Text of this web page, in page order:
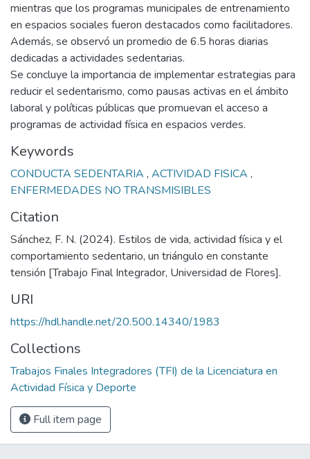
mientras que los programas municipales de entrenamiento
en espacios sociales fueron destacados como facilitadores.
Además, se observó un promedio de 6.5 horas diarias
dedicadas a actividades sedentarias.
Se concluye la importancia de implementar estrategias para
reducir el sedentarismo, como pausas activas en el ámbito
laboral y políticas públicas que promuevan el acceso a
programas de actividad física en espacios verdes.
Keywords
CONDUCTA SEDENTARIA , ACTIVIDAD FISICA ,
ENFERMEDADES NO TRANSMISIBLES
Citation
Sánchez, F. N. (2024). Estilos de vida, actividad física y el
comportamiento sedentario, un triángulo en constante
tensión [Trabajo Final Integrador, Universidad de Flores].
URI
https://hdl.handle.net/20.500.14340/1983
Collections
Trabajos Finales Integradores (TFI) de la Licenciatura en
Actividad Física y Deporte
Full item page